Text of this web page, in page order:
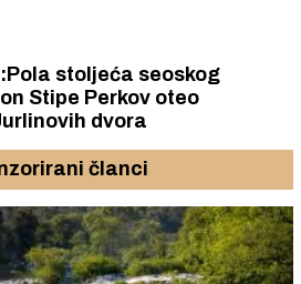
stoljeća seoskog
dvora
članci